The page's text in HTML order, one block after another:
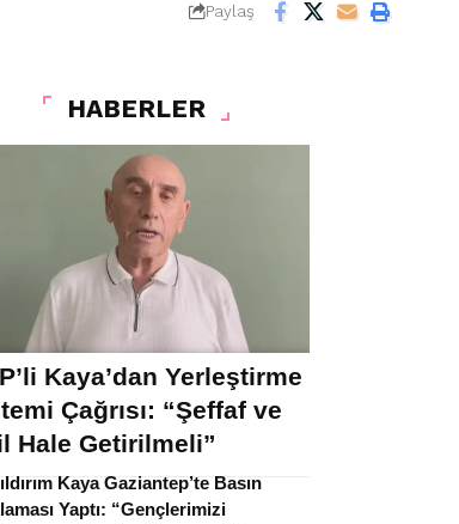
Paylaş
HABERLER
Kaya’dan Yerleştirme
Çağrısı: “Şeffaf ve
Hale Getirilmeli”
Kaya Gaziantep’te Basın
Yaptı: “Gençlerimizi